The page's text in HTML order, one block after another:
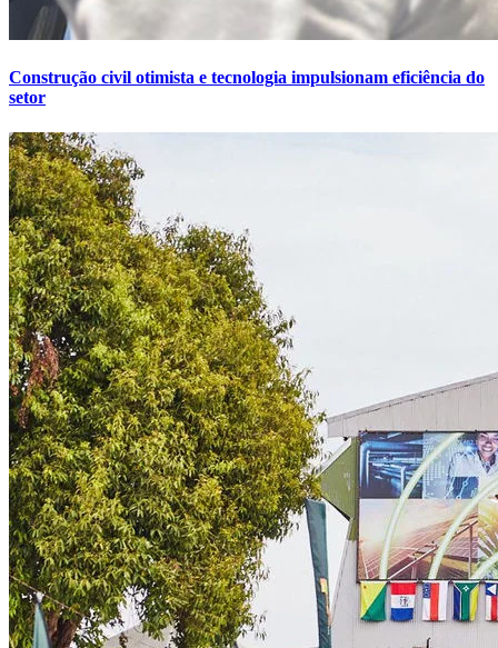
Construção civil otimista e tecnologia impulsionam eficiência do
setor